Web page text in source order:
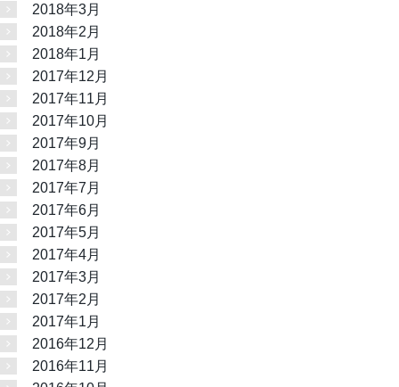
2018年3月
2018年2月
2018年1月
2017年12月
2017年11月
2017年10月
2017年9月
2017年8月
2017年7月
2017年6月
2017年5月
2017年4月
2017年3月
2017年2月
2017年1月
2016年12月
2016年11月